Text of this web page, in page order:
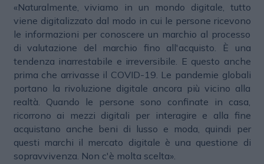
«Naturalmente, viviamo in un mondo digitale, tutto
viene digitalizzato dal modo in cui le persone ricevono
le informazioni per conoscere un marchio al processo
di valutazione del marchio fino all'acquisto. È una
tendenza inarrestabile e irreversibile. E questo anche
prima che arrivasse il COVID-19. Le pandemie globali
portano la rivoluzione digitale ancora più vicino alla
realtà. Quando le persone sono confinate in casa,
ricorrono ai mezzi digitali per interagire e alla fine
acquistano anche beni di lusso e moda, quindi per
questi marchi il mercato digitale è una questione di
sopravvivenza. Non c'è molta scelta».